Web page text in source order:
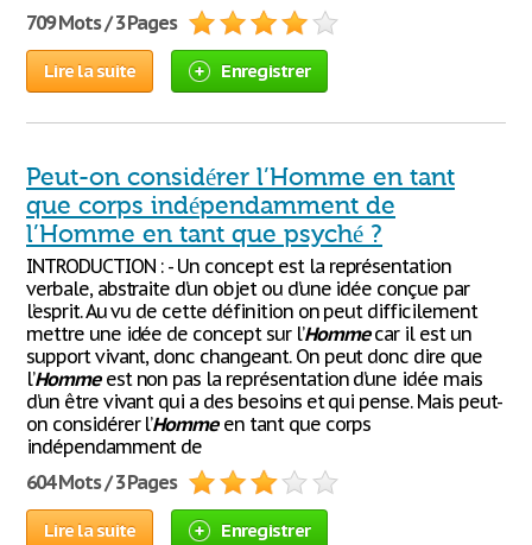
709 Mots / 3 Pages
Lire la suite Enregistrer
Peut-on considérer l’Homme en tant
que corps indépendamment de
l’Homme en tant que psyché ?
INTRODUCTION : - Un concept est la représentation
verbale, abstraite d’un objet ou d’une idée conçue par
l’esprit. Au vu de cette définition on peut difficilement
mettre une idée de concept sur l’Hommecar il est un
support vivant, donc changeant. On peut donc dire que
l’Hommeest non pas la représentation d’une idée mais
d’un être vivant qui a des besoins et qui pense. Mais peut-
on considérer l’Hommeen tant que corps
indépendamment de
604 Mots / 3 Pages
Lire la suite Enregistrer